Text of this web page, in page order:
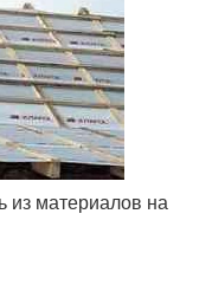
из материалов на